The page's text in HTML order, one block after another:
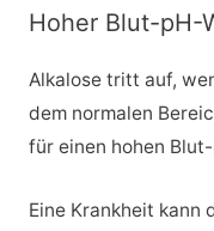
Hoher Blut-pH-
Alkalose tritt auf,
dem normalen
für einen hohen
Eine Krankheit kann